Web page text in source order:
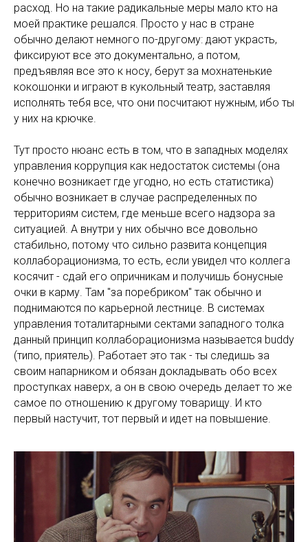
расход. Но на такие радикальные меры мало кто на
моей практике решался. Просто у нас в стране
обычно делают немного по-другому: дают украсть,
фиксируют все это документально, а потом,
предъявляя все это к носу, берут за мохнатенькие
кокошонки и играют в кукольный театр, заставляя
исполнять тебя все, что они посчитают нужным, ибо ты
у них на крючке.
Тут просто нюанс есть в том, что в западных моделях
управления коррупция как недостаток системы (она
конечно возникает где угодно, но есть статистика)
обычно возникает в случае распределенных по
территориям систем, где меньше всего надзора за
ситуацией. А внутри у них обычно все довольно
стабильно, потому что сильно развита концепция
коллаборационизма, то есть, если увидел что коллега
косячит - сдай его опричникам и получишь бонусные
очки в карму. Там "за поребриком" так обычно и
поднимаются по карьерной лестнице. В системах
управления тоталитарными сектами западного толка
данный принцип коллаборационизма называется buddy
(типо, приятель). Работает это так - ты следишь за
своим напарником и обязан докладывать обо всех
проступках наверх, а он в свою очередь делает то же
самое по отношению к другому товарищу. И кто
первый настучит, тот первый и идет на повышение.